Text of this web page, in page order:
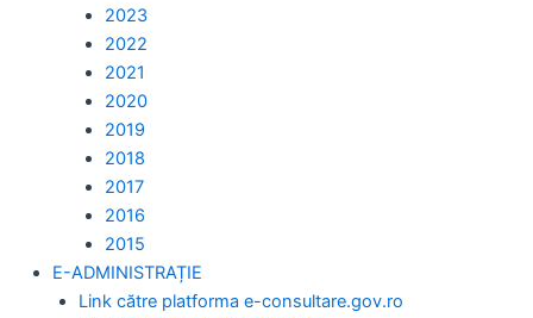
2023
2022
2021
2020
2019
2018
2017
2016
2015
E-ADMINISTRAȚIE
Link către platforma e-consultare.gov.ro